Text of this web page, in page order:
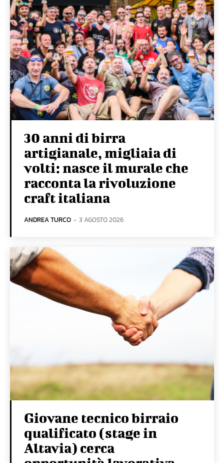
30 anni di birra
artigianale, migliaia di
volti: nasce il murale che
racconta la rivoluzione
craft italiana
ANDREA TURCO - 3 AGOSTO 2026
Giovane tecnico birraio
qualificato (stage in
Altavia) cerca